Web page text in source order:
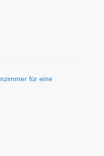
für eine